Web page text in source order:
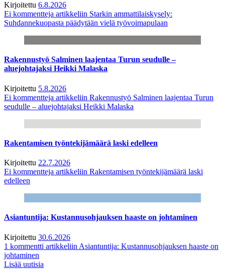
Kirjoitettu 6.8.2026
Ei kommentteja artikkeliin Starkin ammattilaiskysely:
Suhdannekuopasta päädytään vielä työvoimapulaan
Rakennustyö Salminen laajentaa Turun seudulle –
aluejohtajaksi Heikki Malaska
Kirjoitettu 5.8.2026
Ei kommentteja artikkeliin Rakennustyö Salminen laajentaa Turun
seudulle – aluejohtajaksi Heikki Malaska
Rakentamisen työntekijämäärä laski edelleen
Kirjoitettu 22.7.2026
Ei kommentteja artikkeliin Rakentamisen työntekijämäärä laski
edelleen
Asiantuntija: Kustannusohjauksen haaste on johtaminen
Kirjoitettu 30.6.2026
1 kommentti artikkeliin Asiantuntija: Kustannusohjauksen haaste on
johtaminen
Lisää uutisia